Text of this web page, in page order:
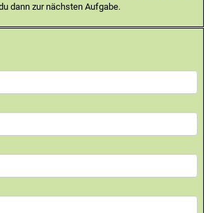
dann zur nächsten Aufgabe.